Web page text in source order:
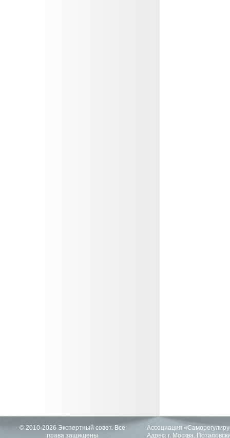
© 2010-2026 Экспертный совет. Все
права защищены
Ассоциация
Адрес: г. Москва,